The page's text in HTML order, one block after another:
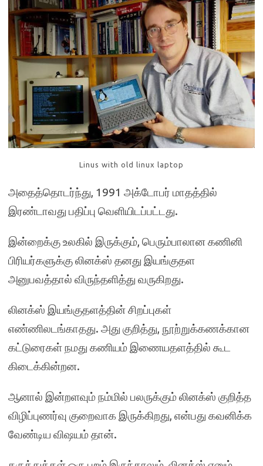
Linus with old linux laptop
அதைத்தொடர்ந்து, 1991 அக்டோபர் மாதத்தில்
இரண்டாவது பதிப்பு வெளியிடப்பட்டது.
இன்றைக்கு உலகில் இருக்கும், பெரும்பாலான கணினி
பிரியர்களுக்கு லினக்ஸ் தனது இயங்குதள
அனுபவத்தால் விருந்தளித்து வருகிறது.
லினக்ஸ் இயங்குதளத்தின் சிறப்புகள்
எண்ணிலடங்காதது. அது குறித்து, நூற்றுக்கணக்கான
கட்டுரைகள் நமது கணியம் இணையதளத்தில் கூட
கிடைக்கின்றன.
ஆனால் இன்றளவும் நம்மில் பலருக்கும் லினக்ஸ் குறித்த
விழிப்புணர்வு குறைவாக இருக்கிறது, என்பது கவனிக்க
வேண்டிய விஷயம் தான்.